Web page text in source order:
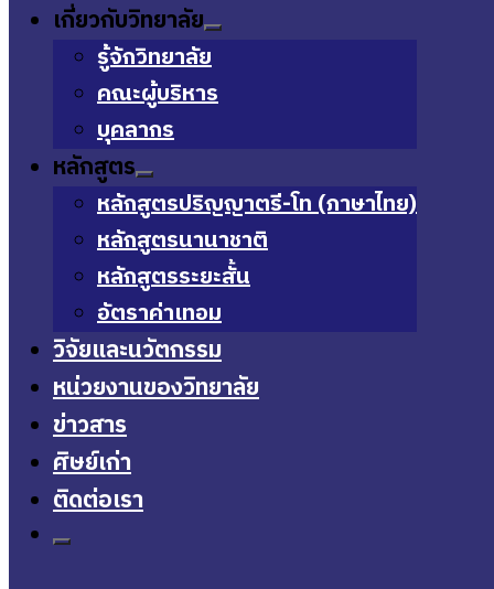
เกี่ยวกับวิทยาลัย
รู้จักวิทยาลัย
คณะผู้บริหาร
บุคลากร
หลักสูตร
หลักสูตรปริญญาตรี-โท (ภาษาไทย)
หลักสูตรนานาชาติ
หลักสูตรระยะสั้น
อัตราค่าเทอม
วิจัยและนวัตกรรม
หน่วยงานของวิทยาลัย
ข่าวสาร
ศิษย์เก่า
ติดต่อเรา